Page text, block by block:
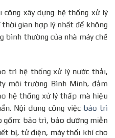
xây dựng hệ thống xử lý
gian hợp lý nhất để không
bình thường của nhà máy chế
trì hệ thống xử lý nước thải,
môi trường Bình Minh, đảm
hệ thống xử lý thấp mà hiệu
Nội dung công việc bảo trì
gồm: bảo trì, bảo dưỡng miễn
bị, tử điện, máy thổi khí cho